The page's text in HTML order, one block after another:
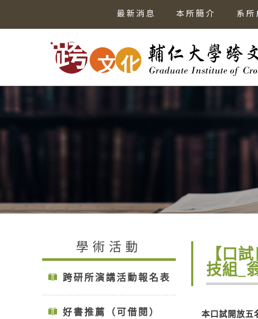
最新消息 本所簡介 系所
學術活動
跨研所演講活動報名表
好書推薦（可借閱）
【口
技組_
本口試開放五